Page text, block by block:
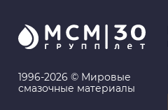
1996-2026 © Мировые
смазочные материалы